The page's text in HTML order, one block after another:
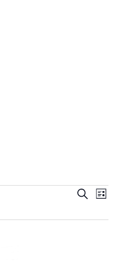
et
Recherche
Liste